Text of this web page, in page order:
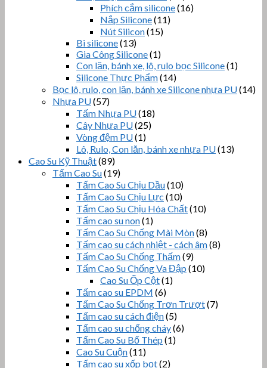
Phích cắm silicone(16)
Nắp Silicone(11)
Nút Silicon(15)
Bi silicone(13)
Gia Công Silicone(1)
Con lăn, bánh xe, lô, rulo bọc Silicone(1)
Silicone Thực Phẩm(14)
Bọc lô, rulo, con lăn, bánh xe Silicone nhựa PU(14)
Nhựa PU(57)
Tấm Nhựa PU(18)
Cây Nhựa PU(25)
Vòng đệm PU(1)
Lô, Rulo, Con lăn, bánh xe nhựa PU(13)
Cao Su Kỹ Thuật(89)
Tấm Cao Su(19)
Tấm Cao Su Chịu Dầu(10)
Tấm Cao Su Chịu Lực (10)
Tấm Cao Su Chịu Hóa Chất(10)
Tấm cao su non(1)
Tấm Cao Su Chống Mài Mòn(8)
Tấm cao su cách nhiệt - cách âm(8)
Tấm Cao Su Chống Thấm(9)
Tấm Cao Su Chống Va Đập (10)
Cao Su Ốp Cột(1)
Tấm cao su EPDM (6)
Tấm Cao Su Chống Trơn Trượt(7)
Tấm cao su cách điện(5)
Tấm cao su chống cháy(6)
Tấm Cao Su Bố Thép (1)
Cao Su Cuộn(11)
Tấm cao su xốp bọt(2)